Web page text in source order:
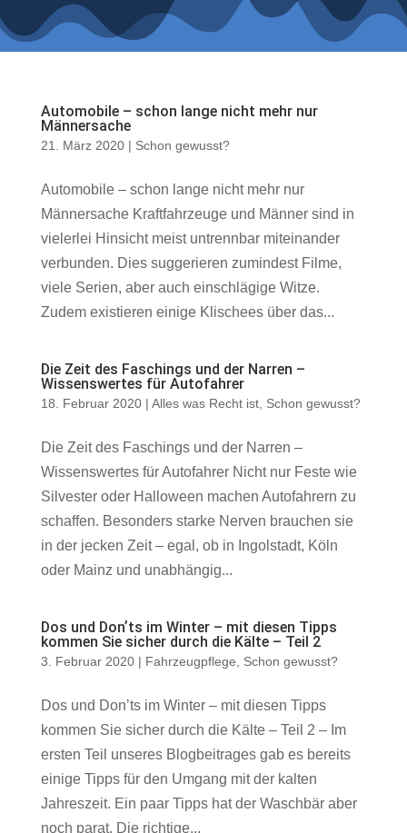
Automobile – schon lange nicht mehr nur
Männersache
21. März 2020| Schon gewusst?
Automobile – schon lange nicht mehr nur
Männersache Kraftfahrzeuge und Männer sind in
vielerlei Hinsicht meist untrennbar miteinander
verbunden. Dies suggerieren zumindest Filme,
viele Serien, aber auch einschlägige Witze.
Zudem existieren einige Klischees über das...
Die Zeit des Faschings und der Narren –
Wissenswertes für Autofahrer
18. Februar 2020| Alles was Recht ist, Schon gewusst?
Die Zeit des Faschings und der Narren –
Wissenswertes für Autofahrer Nicht nur Feste wie
Silvester oder Halloween machen Autofahrern zu
schaffen. Besonders starke Nerven brauchen sie
in der jecken Zeit – egal, ob in Ingolstadt, Köln
oder Mainz und unabhängig...
Dos und Donʼts im Winter – mit diesen Tipps
kommen Sie sicher durch die Kälte – Teil 2
3. Februar 2020| Fahrzeugpflege Schon gewusst?
Dos und Donʼts im Winter – mit diesen Tipps
kommen Sie sicher durch die Kälte – Teil 2 – Im
ersten Teil unseres Blogbeitrages gab es bereits
einige Tipps für den Umgang mit der kalten
Jahreszeit. Ein paar Tipps hat der Waschbär aber
noch parat. Die richtige...